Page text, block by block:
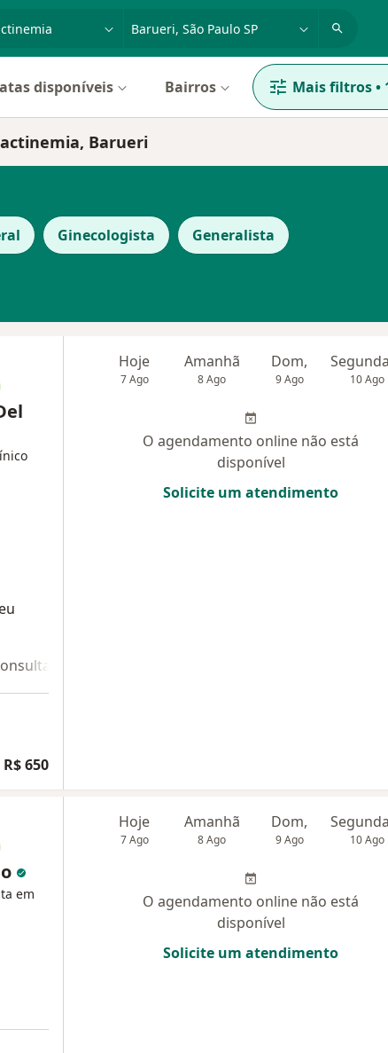
disponíveis Bairros Mais filtros•
Barueri
Ginecologista Generalista
2
R$ 650
Hoje
7 Ago
Amanhã
8 Ago
Dom,
9 Ago 10 Ago
O agendamento online não está
disponível
Solicite um atendimento
em
Hoje
7 Ago
Amanhã
8 Ago
Dom,
9 Ago 10 Ago
O agendamento online não está
disponível
Solicite um atendimento